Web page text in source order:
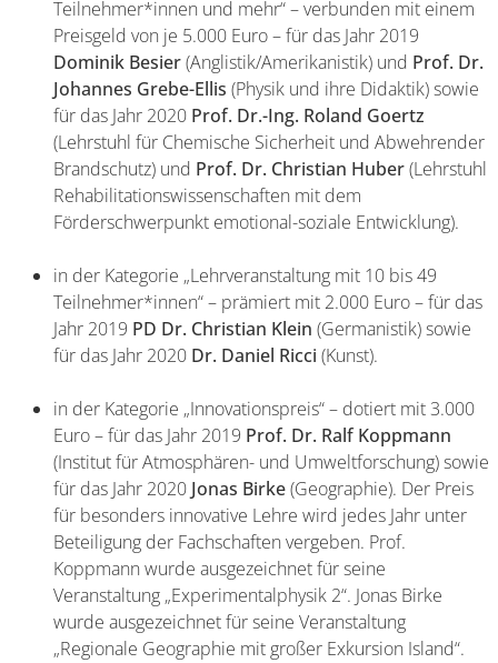
Teilnehmer*innen und mehr“ – verbunden mit einem
Preisgeld von je 5.000 Euro – für das Jahr 2019
Dominik Besier(Anglistik/Amerikanistik) und Prof. Dr.
Johannes Grebe-Ellis (Physik und ihre Didaktik) sowie
für das Jahr 2020 Prof. Dr.-Ing. Roland Goertz
(Lehrstuhl für Chemische Sicherheit und Abwehrender
Brandschutz) und Prof. Dr. Christian Huber(Lehrstuhl
Rehabilitationswissenschaften mit dem
Förderschwerpunkt emotional-soziale Entwicklung).
in der Kategorie „Lehrveranstaltung mit 10 bis 49
Teilnehmer*innen“ – prämiert mit 2.000 Euro – für das
Jahr 2019 PD Dr. Christian Klein (Germanistik) sowie
für das Jahr 2020 Dr. Daniel Ricci (Kunst).
in der Kategorie „Innovationspreis“ – dotiert mit 3.000
Euro – für das Jahr 2019 Prof. Dr. Ralf Koppmann
(Institut für Atmosphären- und Umweltforschung) sowie
für das Jahr 2020 Jonas Birke(Geographie). Der Preis
für besonders innovative Lehre wird jedes Jahr unter
Beteiligung der Fachschaften vergeben. Prof.
Koppmann wurde ausgezeichnet für seine
Veranstaltung „Experimentalphysik 2“. Jonas Birke
wurde ausgezeichnet für seine Veranstaltung
„Regionale Geographie mit großer Exkursion Island“.